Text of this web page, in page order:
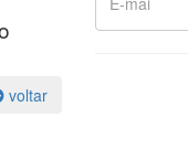
voltar